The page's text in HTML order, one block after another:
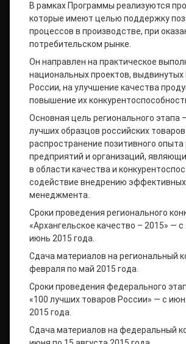
В рамках Программы реализуются
которые имеют целью поддержку
процессов в производстве, при
потребительском рынке.
Он направлен на практическое
национальных проектов,
России, на улучшение качества
повышение их
Основная цель регионального этапа
лучших образцов российских товаров
распространение позитивного опыта
предприятий и организаций,
в области качества и
содействие внедрению
менеджмента.
Сроки проведения регионального
«Архангельское качество – 2015» — с
июнь 2015 года.
Сдача материалов на региональный
февраля по май 2015 года.
Сроки проведения федерального
«100 лучших товаров России» — с
2015 года.
Сдача материалов на федеральный